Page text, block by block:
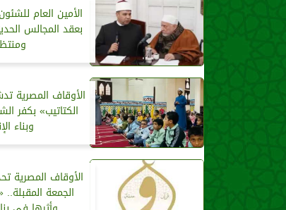
الأمين العام
بعقد المجالس
الأوقاف المصرية
الكتاتيب» بكفر
وبناء
الأوقاف المصرية
الجمعة